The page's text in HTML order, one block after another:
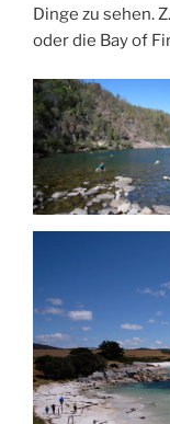
Dinge zu sehen.
oder die Bay of